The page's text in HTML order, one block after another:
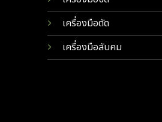
เครื่องมือตัด
เครื่องมือลับคม